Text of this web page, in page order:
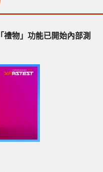
物」功能已開始內部測